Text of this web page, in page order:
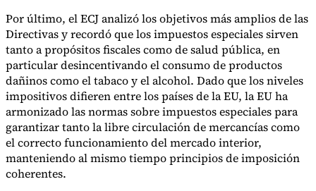
Por último, el ECJ analizó los objetivos más amplios de las
Directivas y recordó que los impuestos especiales sirven
tanto a propósitos fiscales como de salud pública, en
particular desincentivando el consumo de productos
dañinos como el tabaco y el alcohol. Dado que los niveles
impositivos difieren entre los países de la EU, la EU ha
armonizado las normas sobre impuestos especiales para
garantizar tanto la libre circulación de mercancías como
el correcto funcionamiento del mercado interior,
manteniendo al mismo tiempo principios de imposición
coherentes.